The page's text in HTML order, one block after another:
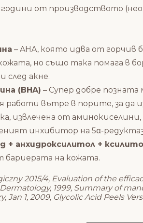
години от производството
– AHA, която идва от горчив
но също така помага в
след акне.
(BHA) – Супер добре
работи вътре в порите, за
извлечена от
инхибитор на 5α-
+ анхидроксилитол +
бариерата на кожата.
2015/4, Evaluation of the
Dermatology, 1999, Summary of
Jan 1, 2009, Glycolic Acid Peels